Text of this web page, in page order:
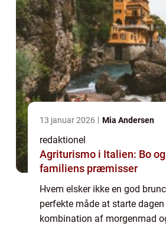
13 januar 2026 Mia Andersen
redaktionel
Agriturismo i Italien: Bo
familiens præmisser
Hvem elsker ikke en god
perfekte måde at starte
kombination af morgenmad